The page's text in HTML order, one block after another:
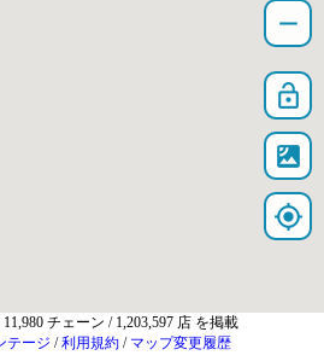
remove
lock_open
satellite
my_location
チェーン / 1,203,597 店 を掲載
テージ /利用規約 / マップ変更履歴